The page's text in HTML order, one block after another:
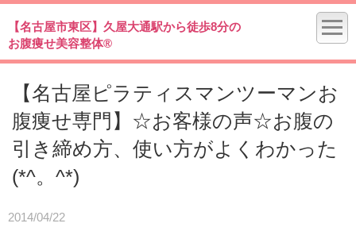
【名古屋市東区】久屋大通駅から徒歩8分の
お腹痩せ美容整体®
【名古屋ピラティスマンツーマンお
腹痩せ専門】☆お客様の声☆お腹の
引き締め方、使い方がよくわかった
(*^。^*)
2014/04/22